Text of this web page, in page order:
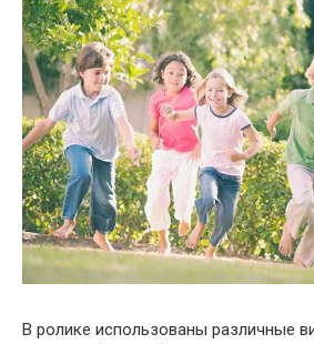
В ролике использованы различные